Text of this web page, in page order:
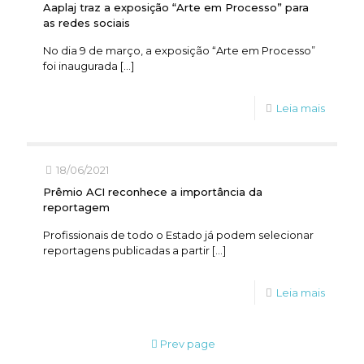
Aaplaj traz a exposição “Arte em Processo” para
as redes sociais
No dia 9 de março, a exposição “Arte em Processo”
foi inaugurada […]
Leia mais
18/06/2021
Prêmio ACI reconhece a importância da
reportagem
Profissionais de todo o Estado já podem selecionar
reportagens publicadas a partir […]
Leia mais
Prev page